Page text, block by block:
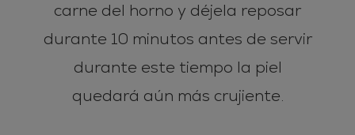
carne del horno y déjela reposar
durante 10 minutos antes de servir
durante este tiempo la piel
quedará aún más crujiente.